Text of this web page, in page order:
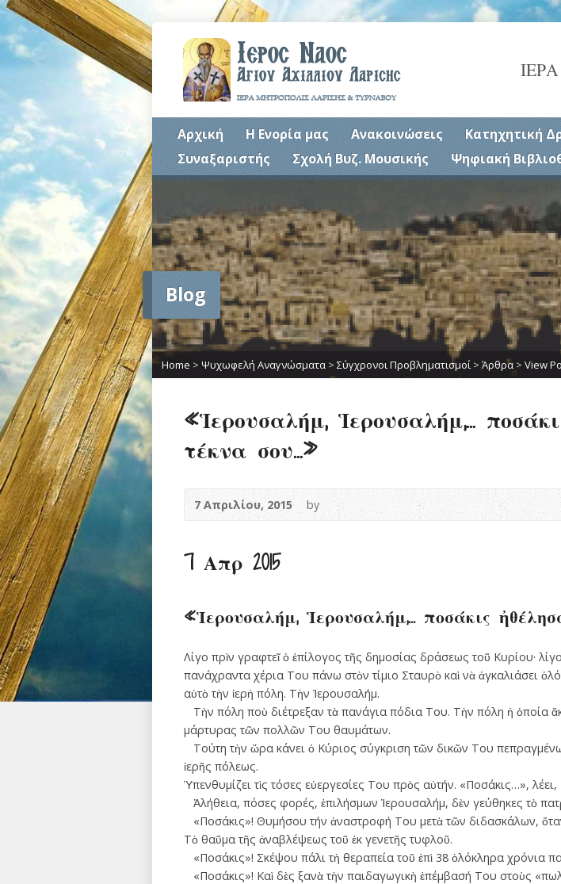
Αρχική Η Ενορία μας Ανακοινώσεις Κατηχητική
Συναξαριστής
Σχολή Βυζ. Μουσικής Ψηφιακή
Blog
Home > Ψυχωφελή Αναγνώσματα > Σύγχρονοι Προβληματισμοί > Άρθρα > View
«Ἱερουσαλήμ, Ἱερουσαλήμ,…
τέκνα σου…»
7 Απριλίου, 2015 by
7 Απρ 2015
«Ἱερουσαλήμ, Ἱερουσαλήμ,… ποσάκις
Λίγο πρὶν γραφτεῖ ὁ ἐπίλογος τῆς δηµοσίας δράσεως τοῦ ­Κυρίου·
πανάχραν­τα χέρια Του πάνω στὸν τίµιο Σταυρὸ καὶ νὰ ἀγκαλιάσει
αὐτὸ τὴν ἱερὴ πόλη. Τὴν ­Ἱερουσαλήµ.
Τὴν πόλη ποὺ διέτρεξαν τὰ πανάγια πόδια Του. Τὴν πόλη ἡ ὁποία
µάρτυρας τῶν πολλῶν Του θαυµάτων.
Τούτη τὴν ὥρα κάνει ὁ Κύριος σύγκριση τῶν δικῶν Του
ἱερῆς πόλεως.
Ὑπενθυμίζει τὶς τόσες ­εὐεργεσίες Του πρὸς αὐτήν. «Ποσάκις…»,
Ἀλήθεια, πόσες φορές, ἐπιλήσµων Ἱε­ρουσαλήµ, δὲν γεύθηκες τὸ
«Ποσάκις»! Θυμήσου τήν ­ἀναστροφή Του µετὰ τῶν διδασκάλων,
Τὸ θαῦµα τῆς ἀναβλέψεως τοῦ ἐκ γενετῆς τυφλοῦ.
«Ποσάκις»! Σκέψου πάλι τὴ θεραπεία τοῦ ἐπὶ 38 ὁλόκληρα χρόνια
«Ποσάκις»! Καὶ δὲς ξανὰ τὴν παιδα­γωγικὴ ἐπέµβασή Του στοὺς